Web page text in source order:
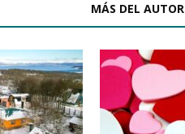
MÁS DEL AUTOR